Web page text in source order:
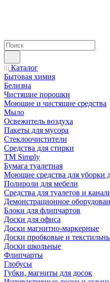
Каталог
Бытовая химия
Белизна
Чистящие порошки
Моющие и чистящие средства
Мыло
Освежитель воздуха
Пакеты для мусора
Стеклоочистители
Средства для стирки
TM Simply
Бумага туалетная
Моющие средства для уборки
Полироли для мебели
Средства для туалетов и
Демонстрационное
Блоки для флипчартов
Доски для офиса
Доски магнитно-маркерные
Доски пробковые и
Доски школьные
Флипчарты
Глобусы
Губки, магниты для досок